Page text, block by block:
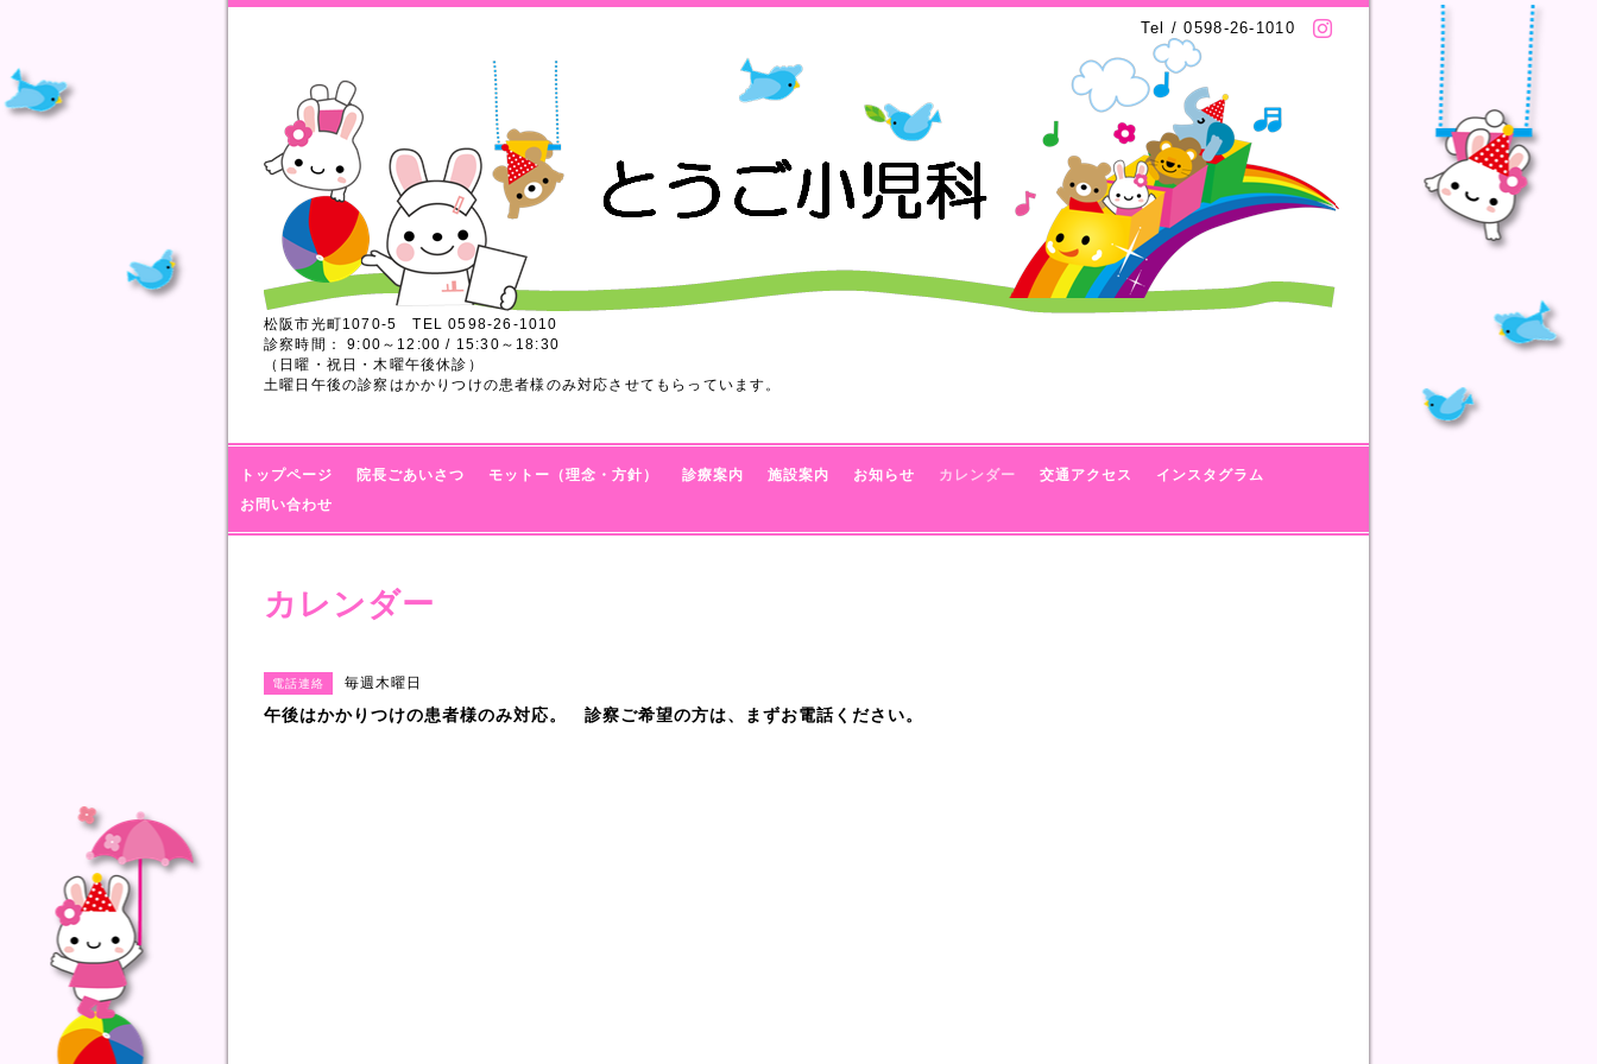
Tel / 0598-26-1010
松阪市光町1070-5 TEL 0598-26-1010
診察時間： 9:00～12:00 / 15:30～18:30
（日曜・祝日・木曜午後休診）
土曜日午後の診察はかかりつけの患者様のみ対応させてもらっています。
トップページ 院長ごあいさつ モットー（理念・方針） 診療案内 施設案内 お知らせ カレンダー 交通アクセス
インスタグラム
お問い合わせ
カレンダー
電話連絡 毎週木曜日
午後はかかりつけの患者様のみ対応。 診察ご希望の方は、まずお電話ください。